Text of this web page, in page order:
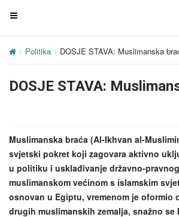
T
g
e
i
g
a
t
i
Politika DOSJE STAVA: Muslimanska
DOSJE STAVA:
Muslimanska braća (Al-Ikhvan al-
svjetski pokret koji zagovara aktivno
u politiku i usklađivanje državno-
muslimanskom većinom s islamskim
osnovan u Egiptu, vremenom je oformio
drugih muslimanskih zemalja, snažno